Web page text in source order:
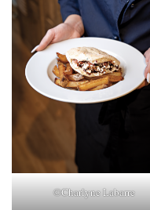
©Charlyne Labarre